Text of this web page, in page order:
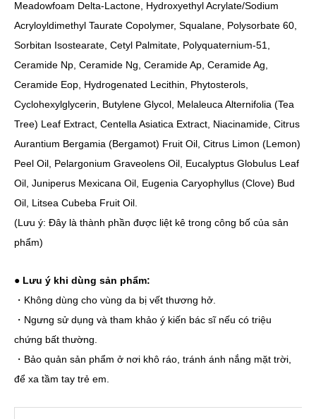
Meadowfoam Delta-Lactone, Hydroxyethyl Acrylate/Sodium
Acryloyldimethyl Taurate Copolymer, Squalane, Polysorbate 60,
Sorbitan Isostearate, Cetyl Palmitate, Polyquaternium-51,
Ceramide Np, Ceramide Ng, Ceramide Ap, Ceramide Ag,
Ceramide Eop, Hydrogenated Lecithin, Phytosterols,
Cyclohexylglycerin, Butylene Glycol, Melaleuca Alternifolia (Tea
Tree) Leaf Extract, Centella Asiatica Extract, Niacinamide, Citrus
Aurantium Bergamia (Bergamot) Fruit Oil, Citrus Limon (Lemon)
Peel Oil, Pelargonium Graveolens Oil, Eucalyptus Globulus Leaf
Oil, Juniperus Mexicana Oil, Eugenia Caryophyllus (Clove) Bud
Oil, Litsea Cubeba Fruit Oil.
(Lưu ý: Đây là thành phần được liệt kê trong công bố của sản
phẩm)
● Lưu ý khi dùng sản phẩm:
・Không dùng cho vùng da bị vết thương hở.
・Ngưng sử dụng và tham khảo ý kiến bác sĩ nếu có triệu
chứng bất thường.
・Bảo quản sản phẩm ở nơi khô ráo, tránh ánh nắng mặt trời,
để xa tầm tay trẻ em.